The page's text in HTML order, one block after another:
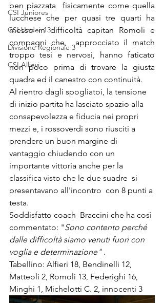
CSI Juniores
CSI Under 13
Divisione Regionale 3
CSI Allievi
ben piazzata  fisicamente come quella
lucchese che per quasi tre quarti ha
messo in difficoltà capitan Romoli e
compagni che,  approcciato il match
troppo tesi e nervosi, hanno faticato
non poco prima di trovare la giusta
quadra ed il canestro con continuità.
Al rientro dagli spogliatoi, la tensione
di inizio partita ha lasciato spazio alla
consapevolezza e fiducia nei propri
mezzi e, i rossoverdi sono riusciti a
prendere un buon margine di
vantaggio chiudendo con un
importante vittoria anche per la
classifica visto che le due suadre  si
presentavano all'incontro  con 8 punti a
testa.
Soddisfatto coach  Braccini che ha così
commentato: "Sono contento perché
dalle difficoltà siamo venuti fuori con
voglia e determinazione" .
Tabellino: Alfieri 18, Bendinelli 12,
Matteoli 2, Romoli 13, Federighi 16,
Minghi 1, Michelotti C. 2, innocenti 3